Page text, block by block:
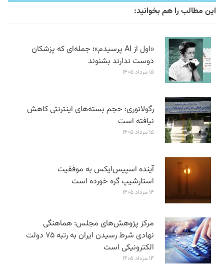
این مطالب را هم بخوانید:
«اول از AI پرسیدم»؛ جمله‌ای که پزشکان
دوست ندارند بشنوند
۱۵ مرداد ۱۴۰۵
رگولاتوری: حجم بسته‌های اینترنتی کاهش
نیافته است
۱۵ مرداد ۱۴۰۵
آینده اسپیس‌ایکس به موفقیت
استارشیپ گره خورده است
۱۴ مرداد ۱۴۰۵
مرکز پژوهش‌های مجلس: هماهنگی
نهادی شرط رسیدن ایران به رتبه ۷۵ دولت
الکترونیکی است
۱۴ مرداد ۱۴۰۵